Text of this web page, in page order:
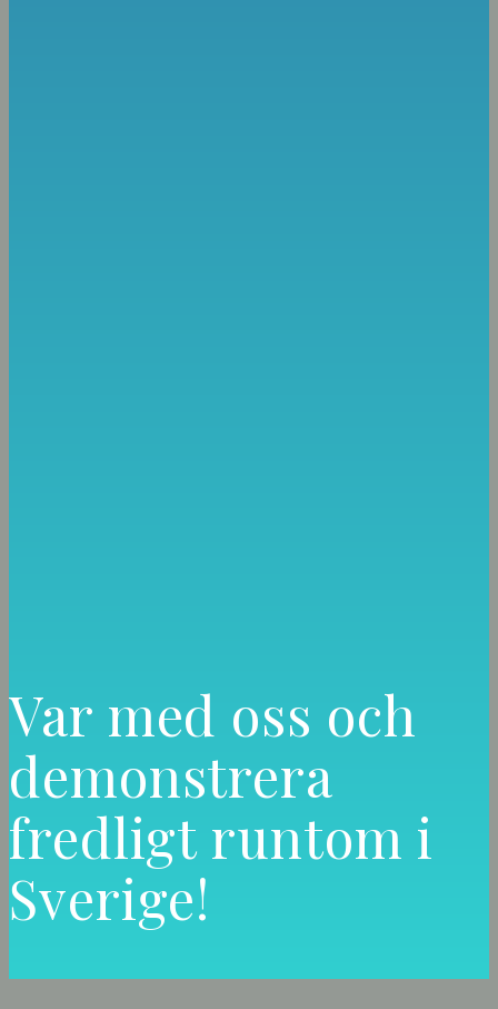
Var med oss och
demonstrera
fredligt runtom i
Sverige!